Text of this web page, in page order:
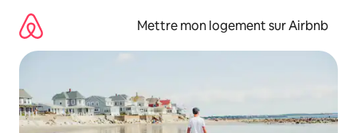
directement
contenu
Mettre mon logement sur Airbnb